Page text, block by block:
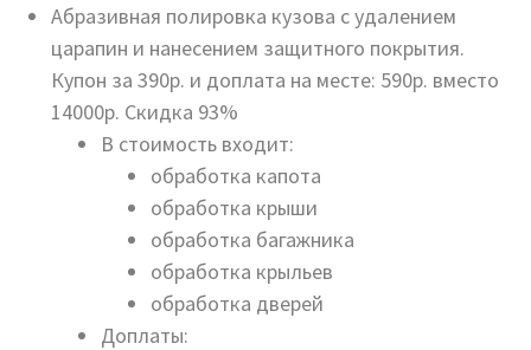
Абразивная полировка кузова с удалением
царапин и нанесением защитного покрытия.
Купон за 390р. и доплата на месте: 590р. вместо
14000р. Скидка 93%
В стоимость входит:
обработка капота
обработка крыши
обработка багажника
обработка крыльев
обработка дверей
Доплаты: